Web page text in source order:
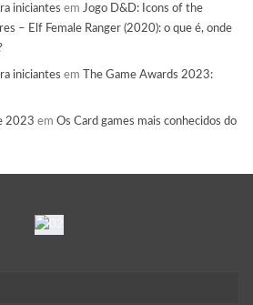
iniciantes em Jogo D&D: Icons of the
– Elf Female Ranger (2020): o que é, onde
iniciantes em
The Game Awards 2023:
2023 em Os Card games mais conhecidos do